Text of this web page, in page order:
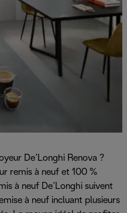
De’Longhi Renova ?
remis à neuf et 100 %
à neuf De’Longhi suivent
à neuf incluant plusieurs